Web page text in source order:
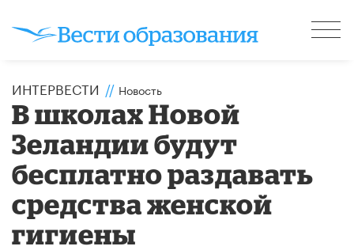
ИНТЕРВЕСТИ // Новость
В школах Новой
Зеландии будут
бесплатно раздавать
средства женской
гигиены